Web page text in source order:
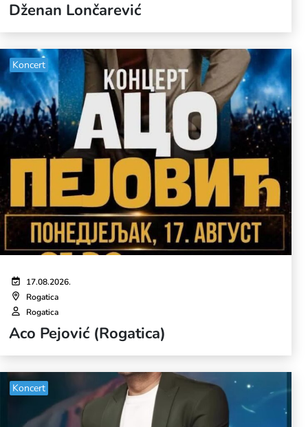
Dženan Lončarević
Koncert
17.08.2026.
Rogatica
Rogatica
Aco Pejović (Rogatica)
Koncert